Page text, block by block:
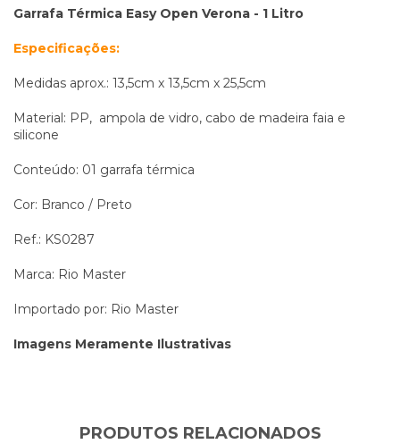
Garrafa Térmica Easy Open Verona - 1 Litro
Especificações:
Medidas aprox.: 13,5cm x 13,5cm x 25,5cm
Material: PP, ampola de vidro, cabo de madeira faia e
silicone
Conteúdo: 01 garrafa térmica
Cor: Branco / Preto
Ref.: KS0287
Marca: Rio Master
Importado por: Rio Master
Imagens Meramente Ilustrativas
PRODUTOS RELACIONADOS